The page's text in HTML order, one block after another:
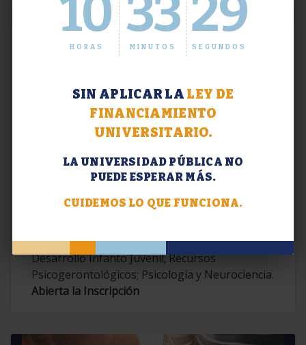
10
HORAS
33
MINUTOS
30
SEGUNDOS
SIN APLICAR LA LEY DE
FINANCIAMIENTO
UNIVERSITARIO.
LA UNIVERSIDAD PÚBLICA NO
PUEDE ESPERAR MÁS.
CUIDEMOS LO QUE FUNCIONA.
Extensión. Diplomaturas 2026.
Contemporáneas; Problemáticas en el
Desarrollo Infanto Juvenil; Recursos
Psicogerontológicos; Psicología y Neurociencia.
Abierta la Inscripción